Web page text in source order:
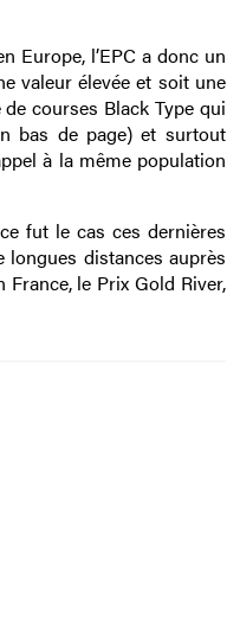
Europe, l’EPC a donc un
valeur élevée et soit une
courses Black Type qui
bas de page) et surtout
à la même population
fut le cas ces dernières
longues distances auprès
le Prix Gold River,